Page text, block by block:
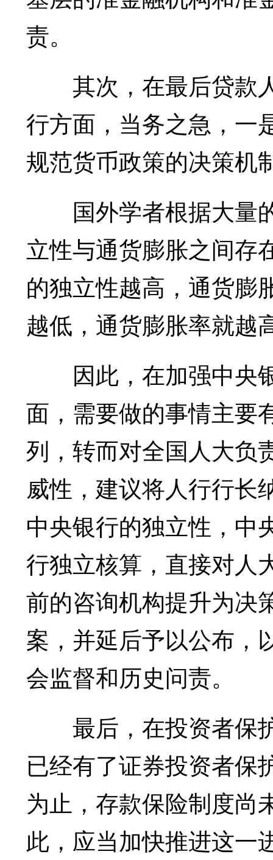
责。
其次，在最后贷款
行方面，当务之急，一
规范货币政策的决策机
国外学者根据大量
立性与通货膨胀之间存
的独立性越高，通货膨
越低，通货膨胀率就越
因此，在加强中央
面，需要做的事情主要
列，转而对全国人大负
威性，建议将人行行长
中央银行的独立性，中
行独立核算，直接对人
前的咨询机构提升为决
案，并延后予以公布，
会监督和历史问责。
最后，在投资者保
已经有了证券投资者保
为止，存款保险制度尚
此，应当加快推进这一